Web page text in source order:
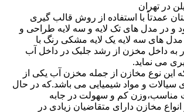
در تهران
عمدتاً با استفاده از روش قالب گیری
و در مدل های تک لایه و سه لایه طراحی و
های سه لایه یک لایه مشکی رنگ با
به داخل مخزن از رشد جلبک در داخل آب
می نماید.
این نوع مخازن از جمله مخزن آب یکی از
سیالات و مواد شیمیایی می باشد.که در حال
مناسب،وزن کم و سهولت در جابه
مخازن دارای متقاضیان زیادی در